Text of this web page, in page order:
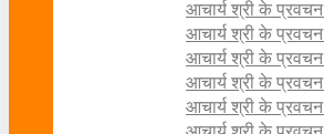
आचार्य श्री के
आचार्य श्री के
आचार्य श्री के
आचार्य श्री के
आचार्य श्री के